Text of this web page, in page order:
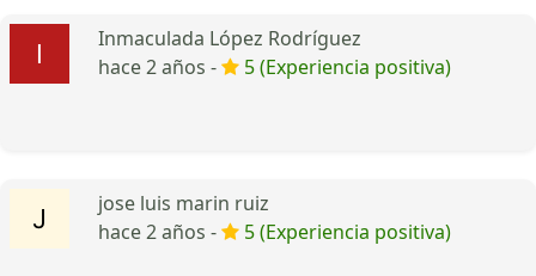
Inmaculada López Rodríguez
hace 2 años -
5 (Experiencia positiva)
jose luis marin ruiz
hace 2 años -
5 (Experiencia positiva)